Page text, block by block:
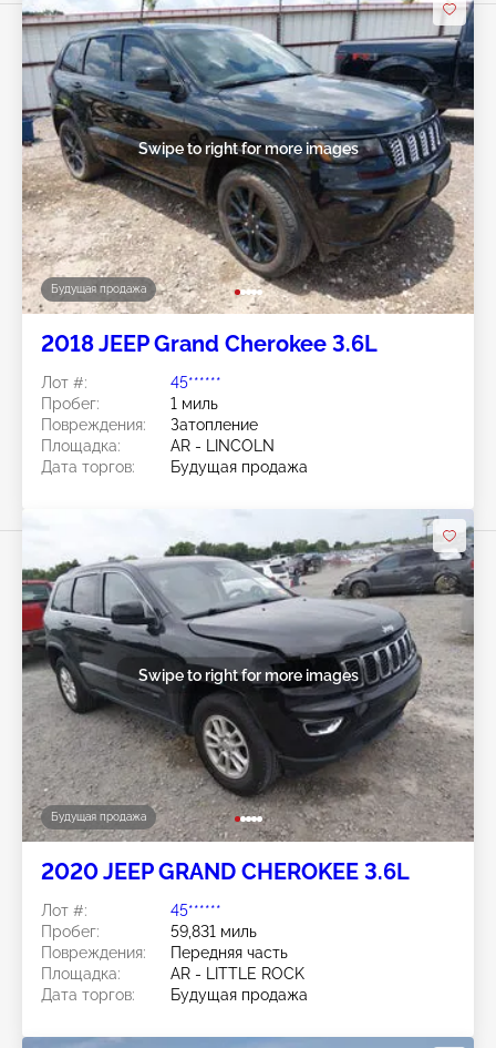
Будущая продажа
Swipe to right for more images
2018 JEEP Grand Cherokee 3.6L
Лот #:
45******
Пробег:
1 миль
Повреждения:
Затопление
Площадка:
AR - LINCOLN
Дата торгов:
Будущая продажа
Будущая продажа
Swipe to right for more images
2020 JEEP GRAND CHEROKEE 3.6L
Лот #:
45******
Пробег:
59,831 миль
Повреждения:
Передняя часть
Площадка:
AR - LITTLE ROCK
Дата торгов:
Будущая продажа